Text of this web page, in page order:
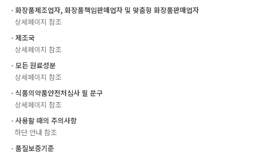
ㆍ화장품제조업자, 화장품책임판매업자 및 맞춤형 화장품판매업자
상세페이지 참조
ㆍ제조국
상세페이지 참조
ㆍ모든 원료성분
상세페이지 참조
ㆍ식품의약품안전처심사 필 문구
상세페이지 참조
ㆍ사용할 때의 주의사항
하단 안내 참조
ㆍ품질보증기준